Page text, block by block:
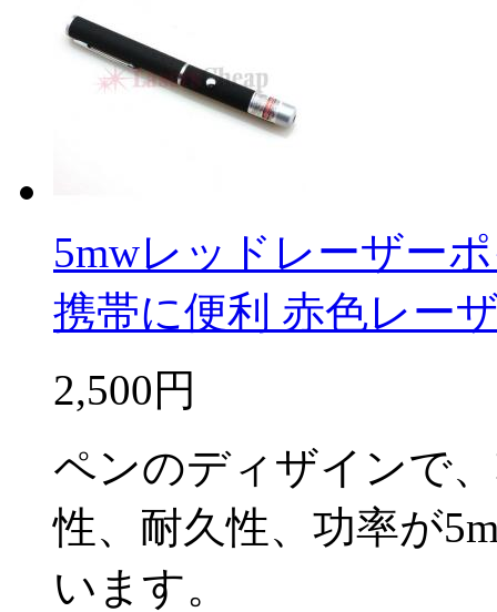
5mwレッドレーザー
携帯に便利 赤色レー
2,500円
ペンのディザインで
性、耐久性、功率が
います。